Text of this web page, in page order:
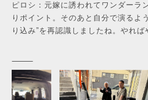
ピロシ：元嫁に誘われてワンダーラ
りポイント。そのあと自分で演るよ
り込み”を再認識しましたね。やれば
⸻